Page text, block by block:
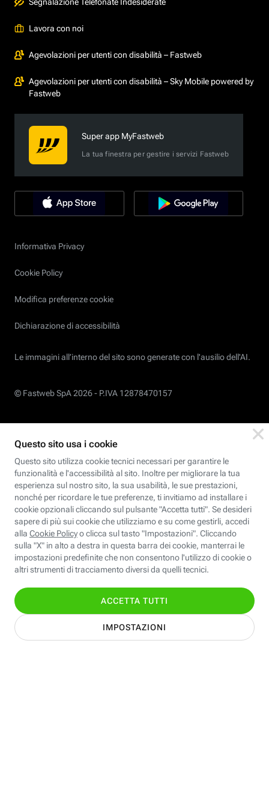
Lavora con noi
Agevolazioni per utenti con disabilità – Fastweb
Agevolazioni per utenti con disabilità – Sky Mobile powered by
Fastweb
Super app MyFastweb
La tua finestra per gestire i servizi Fastweb
Informativa Privacy
Cookie Policy
Modifica preferenze cookie
Dichiarazione di accessibilità
Le immagini all’interno del sito sono generate con l'ausilio dell'AI.
© Fastweb SpA 2026 - P.IVA 12878470157